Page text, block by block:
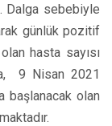
Dalga sebebiyle
günlük pozitif
hasta sayısı
9 Nisan 2021
başlanacak olan